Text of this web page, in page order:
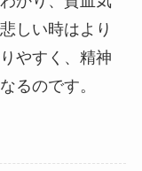
しい時はより
やすく、精神
るのです。